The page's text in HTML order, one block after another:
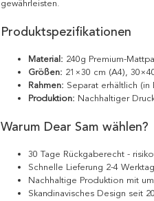
gewährleisten.
Produktspezifikationen
Material: 240g Premium-
Größen: 21×30 cm (A4),
Rahmen: Separat erhältlich (in
Produktion: Nachhaltiger
Warum Dear Sam wählen?
30 Tage Rückgaberecht -
Schnelle Lieferung 2-4
Nachhaltige Produktion mit
Skandinavisches Design seit